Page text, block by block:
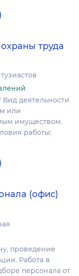
труда
деятельности
или
имуществом.
работы:
(офис)
проведение
Работа в
персонала от